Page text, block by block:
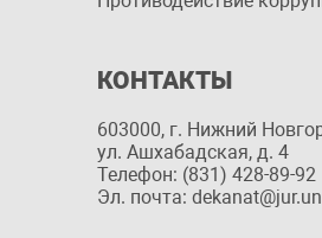
КОНТАКТЫ
603000, г. Нижний
ул. Ашхабадская, д. 4
Телефон: (831) 428-89-92
Эл. почта: